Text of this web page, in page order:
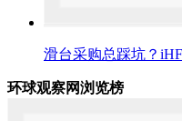
滑台采购总踩坑？
环球观察网浏览榜